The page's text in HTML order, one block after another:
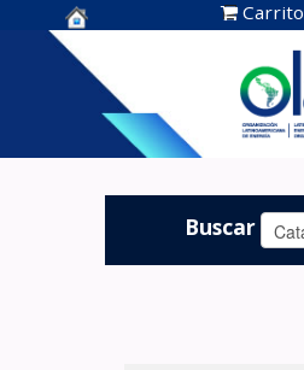
Centro de
Documentación
OLADE -
Carrito
Buscar